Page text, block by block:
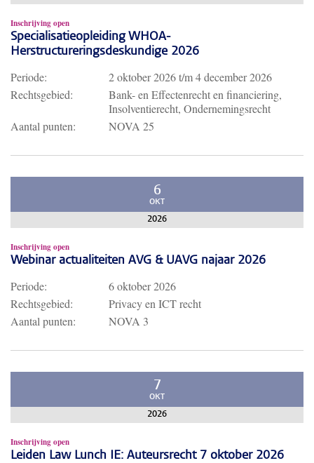
Inschrijving open
Specialisatieopleiding WHOA-
Herstructureringsdeskundige 2026
Periode: 2 oktober 2026t/m4 december 2026
Rechtsgebied:
Bank- en Effectenrecht en financiering,
Insolventierecht, Ondernemingsrecht
Aantal punten:
NOVA 25
6
OKT
2026
Inschrijving open
Webinar actualiteiten AVG & UAVG najaar 2026
Periode:
6 oktober 2026
Rechtsgebied:
Privacy en ICT recht
Aantal punten:
NOVA 3
7
OKT
2026
Inschrijving open
Leiden Law Lunch IE: Auteursrecht 7 oktober 2026